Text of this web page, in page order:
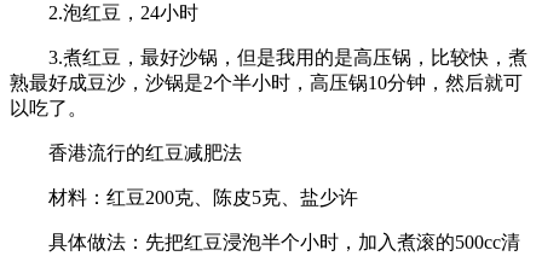
2.泡红豆，24小时
3.煮红豆，最好沙锅，但是我用的是高压锅，比较快，煮
熟最好成豆沙，沙锅是2个半小时，高压锅10分钟，然后就可
以吃了。
香港流行的红豆减肥法
材料：红豆200克、陈皮5克、盐少许
具体做法：先把红豆浸泡半个小时，加入煮滚的500cc清